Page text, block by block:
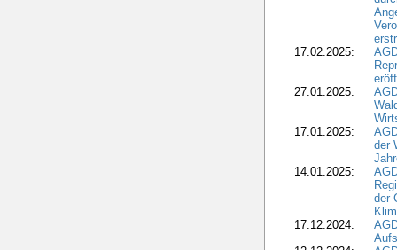
17.02.2025:
27.01.2025:
17.01.2025:
der
14.01.2025:
der
17.12.2024: